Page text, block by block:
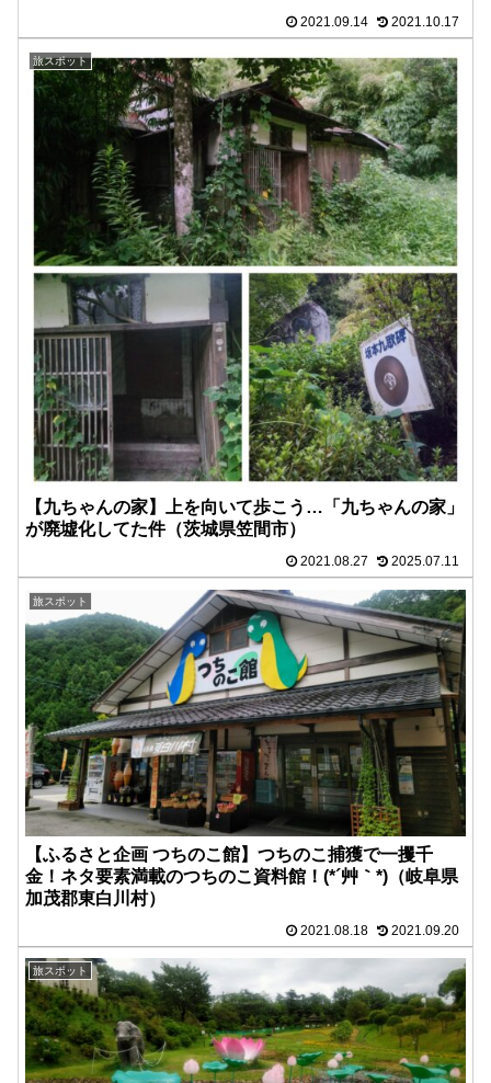
2021.09.14 2021.10.17
旅スポット
【九ちゃんの家】上を向いて歩こう…「九ちゃんの家」
が廃墟化してた件（茨城県笠間市）
2021.08.27 2025.07.11
旅スポット
【ふるさと企画 つちのこ館】つちのこ捕獲で一攫千
金！ネタ要素満載のつちのこ資料館！(*´艸｀*)（岐阜県
加茂郡東白川村）
2021.08.18 2021.09.20
旅スポット